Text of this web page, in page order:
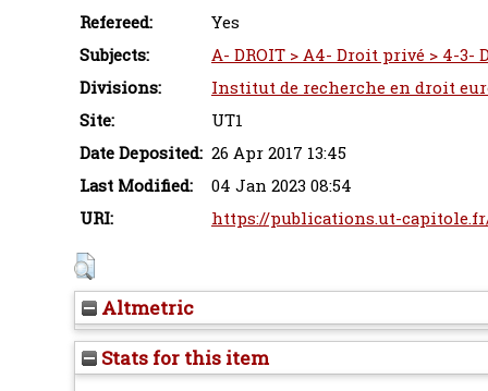
Refereed:
Yes
Subjects:
A- DROIT > A4- Droit privé > 4-
Divisions:
Institut de recherche en droit
Site:
UT1
Date Deposited: 26 Apr 2017 13:45
Last Modified:
04 Jan 2023 08:54
URI:
https://publications.ut-
Altmetric
Stats for this item